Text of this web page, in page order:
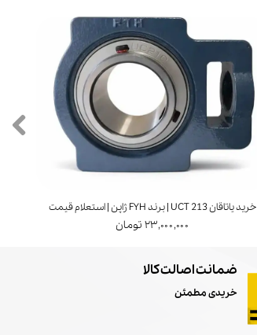
خرید یاتاقان UCT 213 | برند FYH ژاپن | استعلام قیمت
۲۳,۰۰۰,۰۰۰ تومان
ضمانت اصالت کالا
خریدی مطمئن